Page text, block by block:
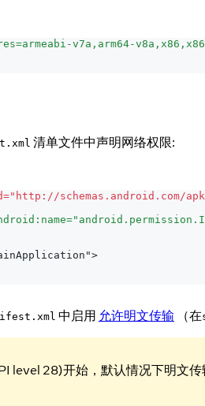
v7a,arm64-
清单文件中声明网络权限:
schemas.android.com/
中启用 允许明文传输 （在
level 28)开始，默认情况下明文